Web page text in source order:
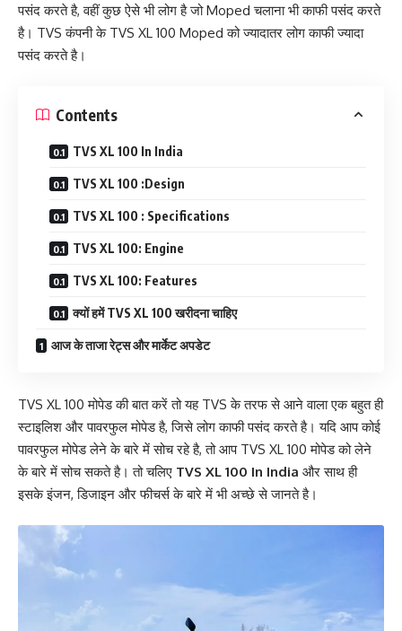
पसंद करते है, वहीं कुछ ऐसे भी लोग है जो Moped चलाना भी काफी पसंद करते
है। TVS कंपनी के TVS XL 100 Moped को ज्यादातर लोग काफी ज्यादा
पसंद करते है।
Contents
TVS XL 100 In India
TVS XL 100 :Design
TVS XL 100 : Specifications
TVS XL 100: Engine
TVS XL 100: Features
क्यों हमें TVS XL 100 खरीदना चाहिए
आज के ताजा रेट्स और मार्केट अपडेट
TVS XL 100 मोपेड की बात करें तो यह TVS के तरफ से आने वाला एक बहुत ही
स्टाइलिश और पावरफुल मोपेड है, जिसे लोग काफी पसंद करते है। यदि आप कोई
पावरफुल मोपेड लेने के बारे में सोच रहे है, तो आप TVS XL 100 मोपेड को लेने
के बारे में सोच सकते है। तो चलिए TVS XL 100 In India और साथ ही
इसके इंजन, डिजाइन और फीचर्स के बारे में भी अच्छे से जानते है।